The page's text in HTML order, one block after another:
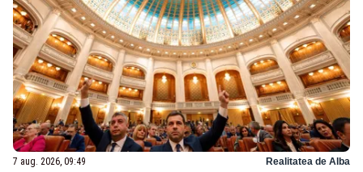
7 aug. 2026, 09:49 Realitatea de Alba